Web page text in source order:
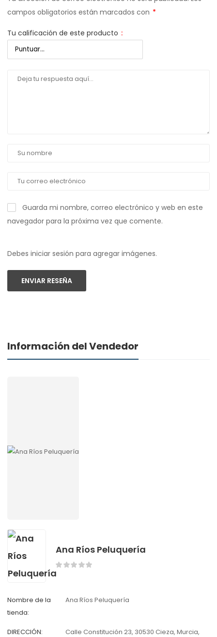
campos obligatorios están marcados con *
Tu calificación de este producto :
Guarda mi nombre, correo electrónico y web en este
navegador para la próxima vez que comente.
Debes iniciar sesión para agregar imágenes.
ENVIAR RESEÑA
Información del Vendedor
Ana Ríos Peluquería
Nombre de la
tienda:
Ana Ríos Peluquería
DIRECCIÓN:
Calle Constitución 23, 30530 Cieza, Murcia,